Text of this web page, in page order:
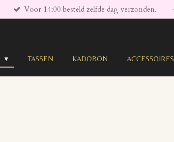
Voor 14:00 besteld zelfde dag verzonden.
TASSEN KADOBON ACCESSOIRES